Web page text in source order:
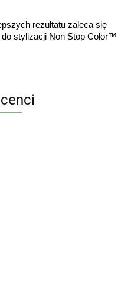
rezultatu zaleca się
stylizacji Non Stop Color™